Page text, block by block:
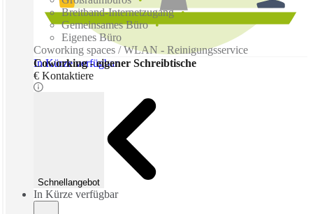
In Kürze verfügbar
Breitband-Internetzugang
Gemeinsames Büro
Eigenes Büro
Coworking spaces / WLAN - Reinigungsservice
Coworking - eigener Schreibtische
€ Kontaktiere
Schnellangebot
In Kürze verfügbar